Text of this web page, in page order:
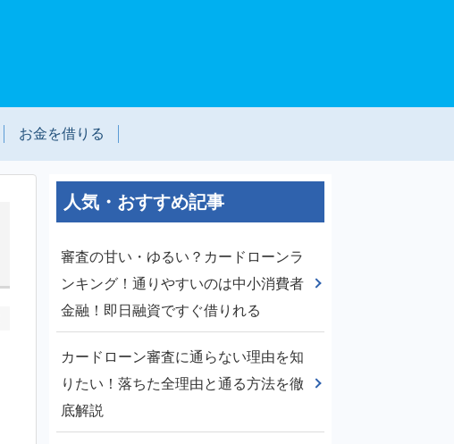
お金を借りる
人気・おすすめ記事
審査の甘い・ゆるい？カードローンラ
ンキング！通りやすいのは中小消費者
金融！即日融資ですぐ借りれる
カードローン審査に通らない理由を知
りたい！落ちた全理由と通る方法を徹
底解説